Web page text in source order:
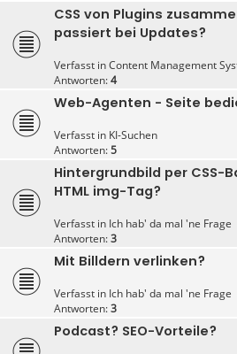
CSS von Plugins
passiert bei Updates?
Verfasst inContent Management
Antworten:4
Web-Agenten - Seite
Verfasst in KI-Suchen
Antworten:5
Hintergrundbild per CSS-
HTML img-Tag?
Verfasst in Ich hab' da mal 'ne Frage
Antworten:3
Mit Billdern verlinken?
Verfasst in Ich hab' da mal 'ne Frage
Antworten:3
Podcast? SEO-Vorteile?